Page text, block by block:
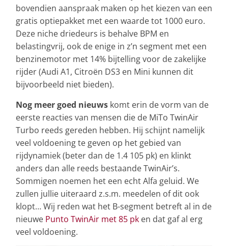
bovendien aanspraak maken op het kiezen van een
gratis optiepakket met een waarde tot 1000 euro.
Deze niche driedeurs is behalve BPM en
belastingvrij, ook de enige in z’n segment met een
benzinemotor met 14% bijtelling voor de zakelijke
rijder (Audi A1, Citroën DS3 en Mini kunnen dit
bijvoorbeeld niet bieden).
Nog meer goed nieuws komt erin de vorm van de
eerste reacties van mensen die de MiTo TwinAir
Turbo reeds gereden hebben. Hij schijnt namelijk
veel voldoening te geven op het gebied van
rijdynamiek (beter dan de 1.4 105 pk) en klinkt
anders dan alle reeds bestaande TwinAir’s.
Sommigen noemen het een echt Alfa geluid. We
zullen jullie uiteraard z.s.m. meedelen of dit ook
klopt… Wij reden wat het B-segment betreft al in de
nieuwe Punto TwinAir met 85 pk en dat gaf al erg
veel voldoening.